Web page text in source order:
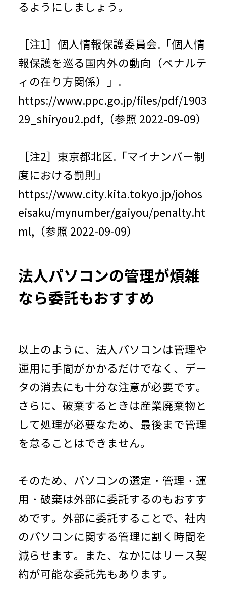
るようにしましょう。
［注1］個人情報保護委員会.「個人情
報保護を巡る国内外の動向（ペナルテ
ィの在り方関係）」.
https://www.ppc.go.jp/files/pdf/1903
29_shiryou2.pdf,（参照 2022-09-09）
［注2］東京都北区.「マイナンバー制
度における罰則」
https://www.city.kita.tokyo.jp/johos
eisaku/mynumber/gaiyou/penalty.ht
ml,（参照 2022-09-09）
法人パソコンの管理が煩雑
なら委託もおすすめ
以上のように、法人パソコンは管理や
運用に手間がかかるだけでなく、デー
タの消去にも十分な注意が必要です。
さらに、破棄するときは産業廃棄物と
して処理が必要なため、最後まで管理
を怠ることはできません。
そのため、パソコンの選定・管理・運
用・破棄は外部に委託するのもおすす
めです。外部に委託することで、社内
のパソコンに関する管理に割く時間を
減らせます。また、なかにはリース契
約が可能な委託先もあります。